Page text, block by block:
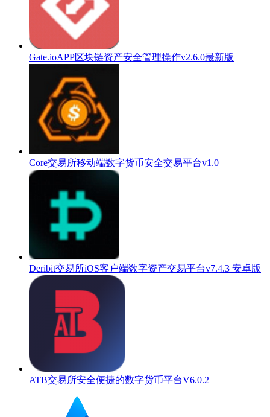
Gate.ioAPP区块链资产安全管理操作v2.6.0最新版
Core交易所移动端数字货币安全交易平台v1.0
Deribit交易所iOS客户端数字资产交易平台v7.4.3 安卓版
ATB交易所安全便捷的数字货币平台V6.0.2